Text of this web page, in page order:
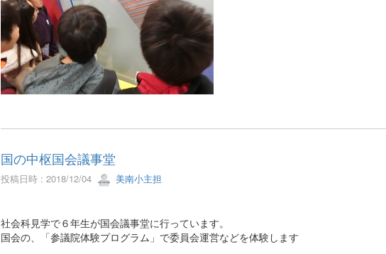
国の中枢国会議事堂
投稿日時 : 2018/12/04 美南小主担
社会科見学で６年生が国会議事堂に行っています。
国会の、「参議院体験プログラム」で委員会運営などを体験します